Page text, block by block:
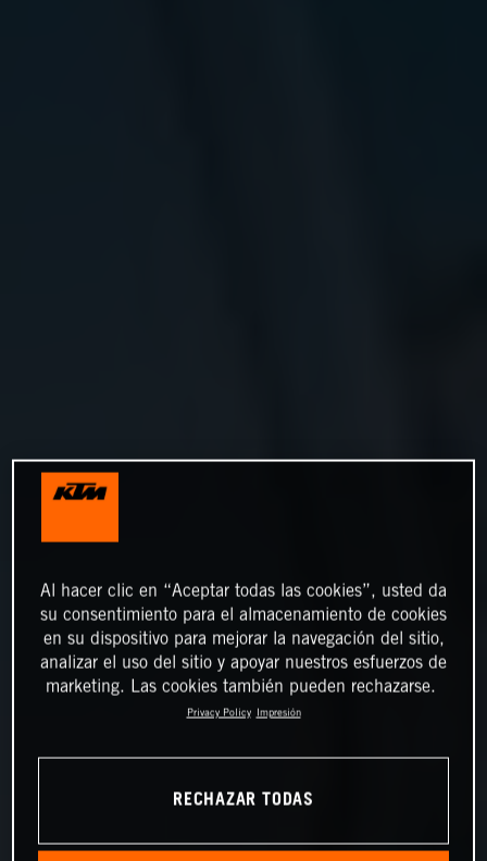
Al hacer clic en “Aceptar todas las cookies”, usted da
su consentimiento para el almacenamiento de cookies
en su dispositivo para mejorar la navegación del sitio,
analizar el uso del sitio y apoyar nuestros esfuerzos de
marketing. Las cookies también pueden rechazarse.
Privacy Policy Impresión
RECHAZAR TODAS